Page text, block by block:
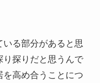
る部分があると思
り探りだと思うんで
高め合うことにつ